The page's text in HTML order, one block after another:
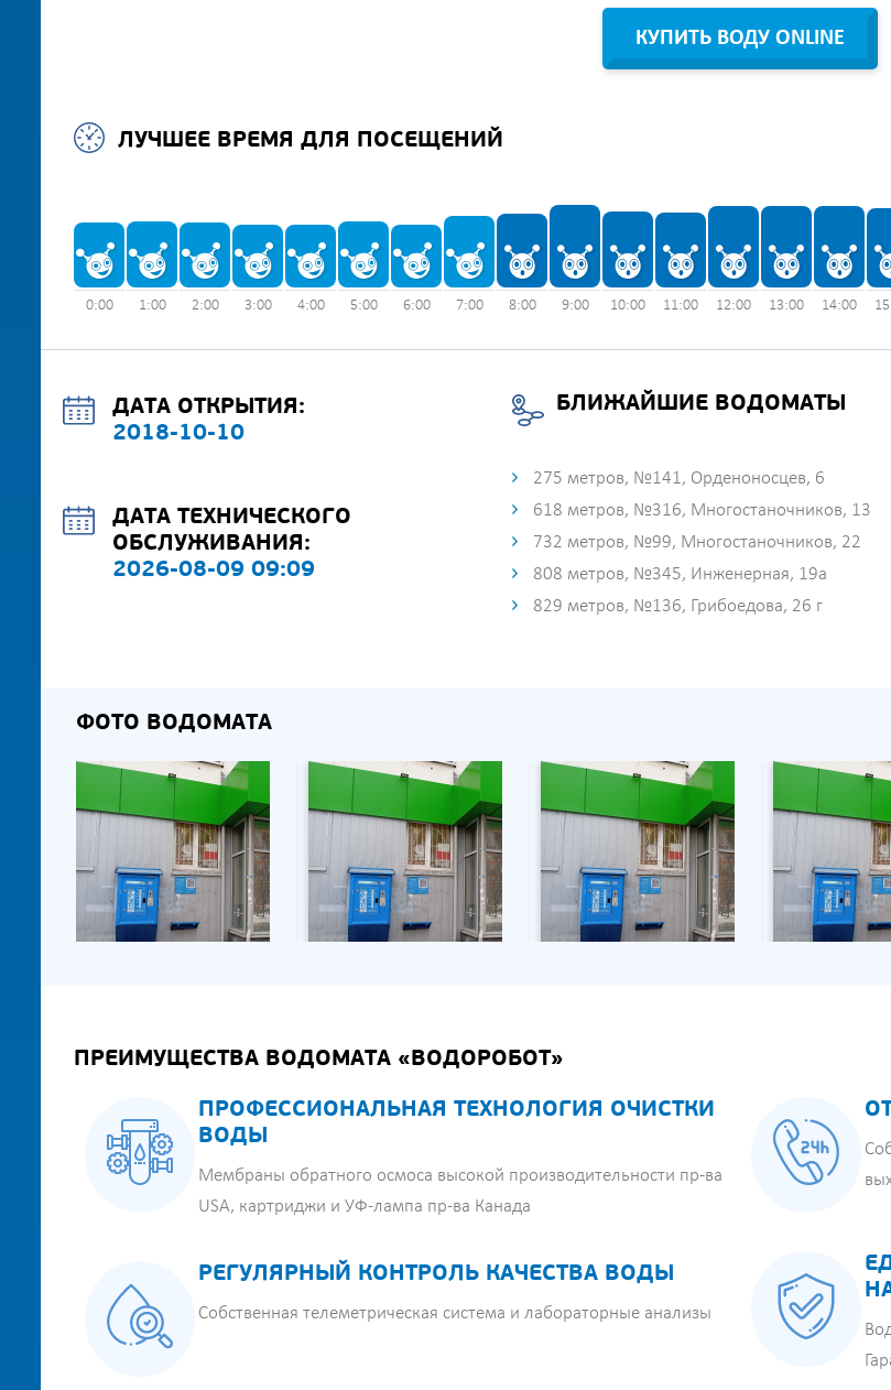
КУПИТЬ ВОДУ ONLINE
ЛУЧШЕЕ ВРЕМЯ ДЛЯ ПОСЕЩЕНИЙ
0:00 1:00 2:00 3:00 4:00 5:00 6:00 7:00 8:00 9:00 10:00 11:00 12:00 13:00 14:00
ДАТА ОТКРЫТИЯ:
2018-10-10
ДАТА ТЕХНИЧЕСКОГО
ОБСЛУЖИВАНИЯ:
2026-08-09 09:09
БЛИЖАЙШИЕ ВОДОМАТЫ
275 метров, №141, Орденоносцев, 6
618 метров, №316, Многостаночников, 13
732 метров, №99, Многостаночников, 22
808 метров, №345, Инженерная, 19а
829 метров, №136, Грибоедова, 26 г
ФОТО ВОДОМАТА
ПРЕИМУЩЕСТВА ВОДОМАТА «ВОДОРОБОТ»
ПРОФЕССИОНАЛЬНАЯ ТЕХНОЛОГИЯ ОЧИСТКИ
ВОДЫ
Мембраны обратного осмоса высокой производительности пр-ва
USA, картриджи и УФ-лампа пр-ва Канада
РЕГУЛЯРНЫЙ КОНТРОЛЬ КАЧЕСТВА ВОДЫ
Собственная телеметрическая система и лабораторные анализы